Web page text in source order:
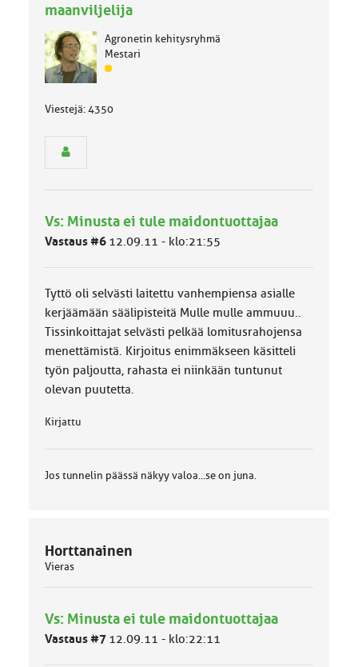
maanviljelija
Agronetin kehitysryhmä
Mestari
J
e
l
u
a
:
Viestejä: 4350
Vs: Minusta ei tule maidontuottajaa
Vastaus #6 12.09.11 - klo:21:55
Tyttö oli selvästi laitettu vanhempiensa asialle
kerjäämään säälipisteitä Mulle mulle ammuuu..
Tissinkoittajat selvästi pelkää lomitusrahojensa
menettämistä. Kirjoitus enimmäkseen käsitteli
työn paljoutta, rahasta ei niinkään tuntunut
olevan puutetta.
Kirjattu
Jos tunnelin päässä näkyy valoa...se on juna.
Horttanainen
Vieras
Vs: Minusta ei tule maidontuottajaa
Vastaus #7 12.09.11 - klo:22:11